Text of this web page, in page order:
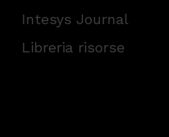
Intesys Journal
Libreria risorse